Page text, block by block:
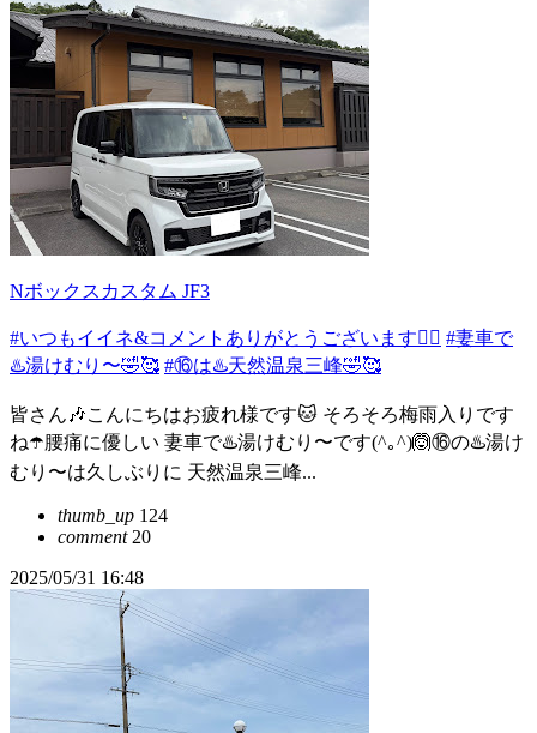
Nボックスカスタム JF3
#いつもイイネ&コメントありがとうございます🙇‍♂️ #妻車で
♨️湯けむり〜🤣🥰 #⑯は♨️天然温泉三峰🤣🥰
皆さん🎶こんにちはお疲れ様です🐱 そろそろ梅雨入りです
ね☂️腰痛に優しい 妻車で♨️湯けむり〜です(^｡^)🙆⑯の♨️湯け
むり〜は久しぶりに 天然温泉三峰...
thumb_up 124
comment20
2025/05/31 16:48